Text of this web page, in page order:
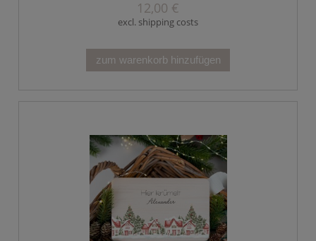
12,00 €
excl. shipping costs
zum warenkorb hinzufügen